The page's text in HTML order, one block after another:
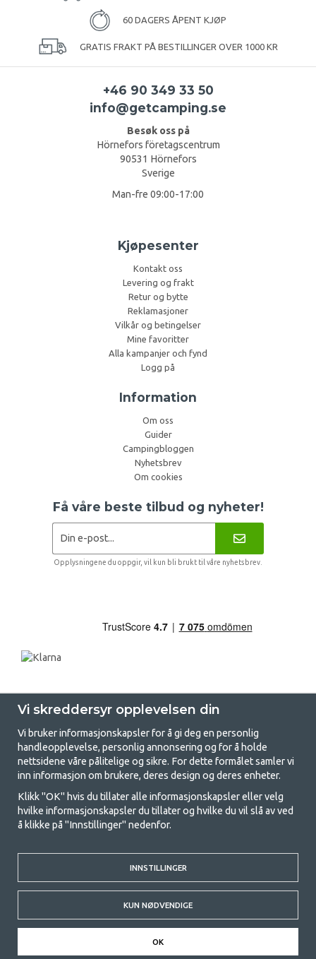
60 DAGERS ÅPENT KJØP
GRATIS FRAKT PÅ BESTILLINGER OVER 1000 KR
+46 90 349 33 50
info@getcamping.se
Besøk oss på
Hörnefors företagscentrum
90531 Hörnefors
Sverige
Man-fre 09:00-17:00
Kjøpesenter
Kontakt oss
Levering og frakt
Retur og bytte
Reklamasjoner
Vilkår og betingelser
Mine favoritter
Alla kampanjer och fynd
Logg på
Information
Om oss
Guider
Campingbloggen
Nyhetsbrev
Om cookies
Få våre beste tilbud og nyheter!
Opplysningene du oppgir, vil kun bli brukt til våre nyhetsbrev.
GetCamping - Din butikk for camping
og friluftsliv
Camping kan enten være en livsstil eller en måte å samle familien for et
felles eventyr. Uansett hvilken kategori du tilhører, finner du alt du
campe, og derfor tilbyr vi veldig gode priser på familietelt,
campingfortelt og alt annet utstyr for camping og friluftsliv. Målet vårt
er å tilby det beste campingutstyret i hver prisklasse når det gjelder
kvalitet og funksjonalitet. Ta gjerne kontakt med oss hvis det er noe du
savner eller ønsker å vite mer om.
© 2020 GetCamping. All rights reserved.
Vi skreddersyr opplevelsen din
Vi bruker informasjonskapsler for å gi deg en personlig
handleopplevelse, personlig annonsering og for å holde
nettsidene våre pålitelige og sikre. For dette formålet samler vi
inn informasjon om brukere, deres design og deres enheter.
Klikk "OK" hvis du tillater alle informasjonskapsler eller velg
hvilke informasjonskapsler du tillater og hvilke du vil slå av ved
å klikke på "Innstillinger" nedenfor.
INNSTILLINGER
KUN NØDVENDIGE
OK